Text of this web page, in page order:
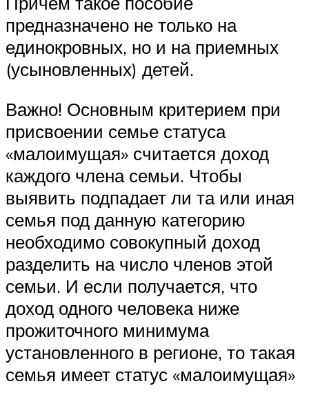
предназначено не только на
единокровных, но и на приемных
(усыновленных) детей.
Важно! Основным критерием при
присвоении семье статуса
«малоимущая» считается доход
каждого члена семьи. Чтобы
выявить подпадает ли та или иная
семья под данную категорию
необходимо совокупный доход
разделить на число членов этой
семьи. И если получается, что
доход одного человека ниже
прожиточного минимума
установленного в регионе, то такая
семья имеет статус «малоимущая»